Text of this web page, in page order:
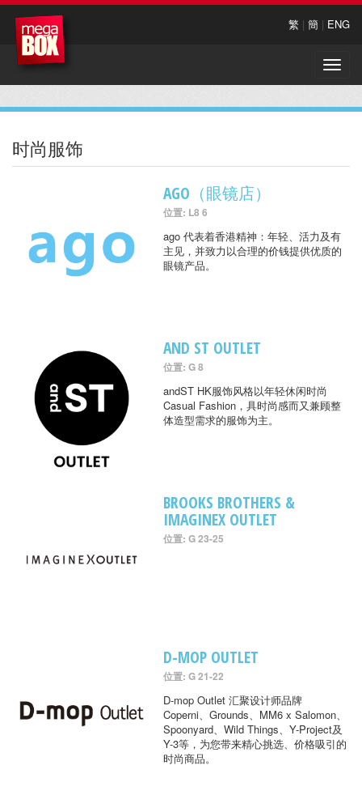
繁 | 簡 | ENG
Toggle
时尚服饰
AGO（眼镜店）
位置: L8 6
ago 代表着香港精神：年轻、活力及有
主见，并致力以合理的价钱提供优质的
眼镜产品。
AND ST OUTLET
位置: G 8
andST HK服饰风格以年轻休闲时尚
Casual Fashion，具时尚感而又兼顾整
体造型需求的服饰为主。
BROOKS BROTHERS &
IMAGINEX OUTLET
位置: G 23-25
D-MOP OUTLET
位置: G 21-22
D-mop Outlet 汇聚设计师品牌
Coperni、Grounds、MM6 x Salomon、
Spoonyard、Wild Things、Y-Project及
Y-3等，为您带来精心挑选、价格吸引的
时尚商品。